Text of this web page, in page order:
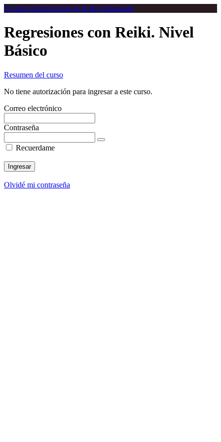
Return
all
cursos
Escuela Internacional de Reiki Sammasati
Regresiones con Reiki. Nivel
Básico
Resumen del curso
No tiene autorización para ingresar a este curso.
Correo electrónico
Contraseña
Recuerdame
Olvidé mi contraseña